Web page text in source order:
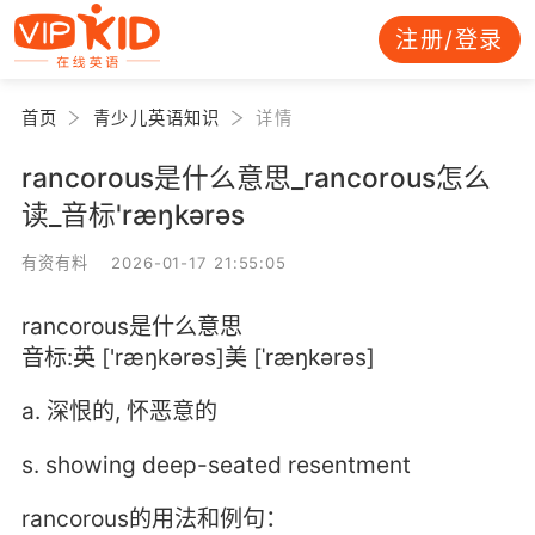
注册/登录
首页 青少儿英语知识 详情
rancorous是什么意思_rancorous怎么
读_音标'ræŋkərəs
有资有料 2026-01-17 21:55:05
rancorous是什么意思
音标:英 ['ræŋkərəs]美 [ˈræŋkərəs]
a. 深恨的, 怀恶意的
s. showing deep-seated resentment
rancorous的用法和例句：